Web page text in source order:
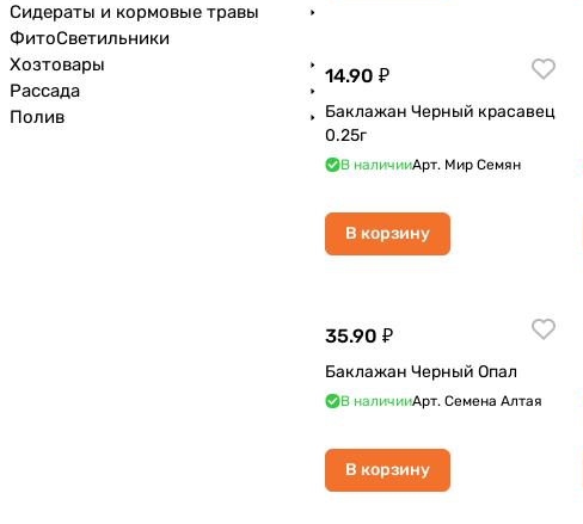
14.90 ₽
Баклажан Черный красавец
0.25г
В наличииАрт. Мир Семян
В корзину
35.90 ₽
Баклажан Черный Опал
В наличииАрт. Семена Алтая
В корзину
Сидераты и кормовые травы
ФитоСветильники
Хозтовары
Рассада
Полив